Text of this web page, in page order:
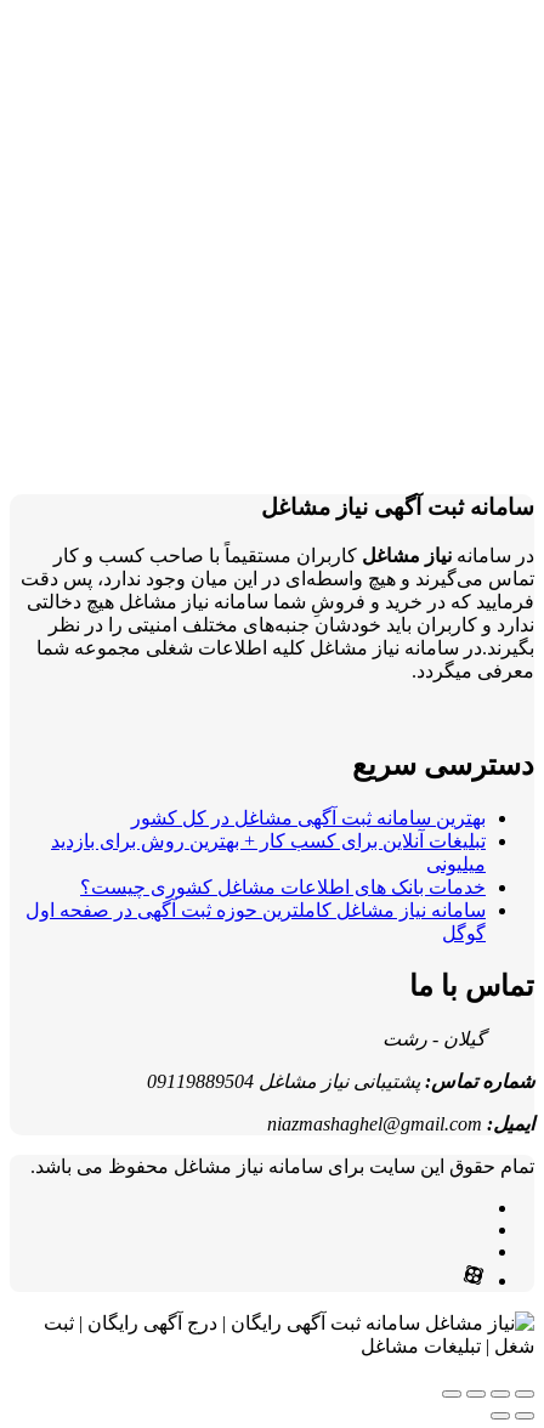
سامانه ثبت آگهی نیاز مشاغل
در سامانه نیاز مشاغلکاربران مستقیماً با صاحب کسب و کار
تماس می‌گیرند و هیچ واسطه‌ای در این میان وجود ندارد، پس دقت
فرمایید که در خرید و فروشِ شما سامانه نیاز مشاغل هیچ دخالتی
ندارد و کاربران باید خودشان جنبه‌های مختلف امنیتی را در نظر
بگیرند.در سامانه نیاز مشاغل کلیه اطلاعات شغلی مجموعه شما
معرفی میگردد.
دسترسی سریع
بهترین سامانه ثبت آگهی مشاغل در کل کشور
تبلیغات آنلاین برای کسب کار + بهترین روش برای بازدید
میلیونی
خدمات بانک های اطلاعات مشاغل کشوری چیست؟
سامانه نیاز مشاغل کاملترین حوزه ثبت آگهی در صفحه اول
گوگل
تماس با ما
گیلان - رشت
شماره تماس:پشتیبانی نیاز مشاغل 09119889504
ایمیل: niazmashaghel@gmail.com
تمام حقوق این سایت برای سامانه نیاز مشاغل محفوظ می باشد.